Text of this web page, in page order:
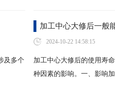
及多个
加工中心大修后一般
2024-10-22 14:58:15
加工中心大修后的使用寿
种因素的影响。一、影响